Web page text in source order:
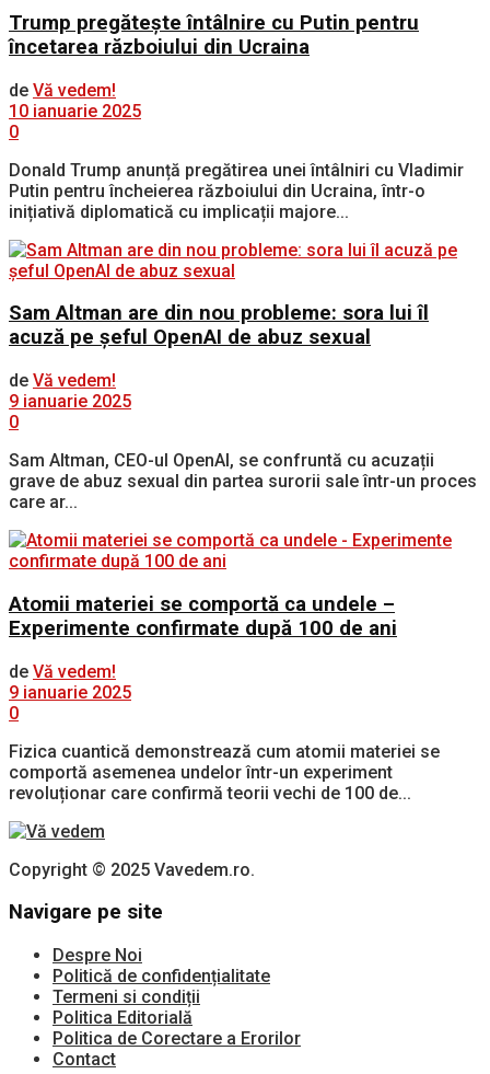
Trump pregătește întâlnire cu Putin pentru
încetarea războiului din Ucraina
de Vă vedem!
10 ianuarie 2025
0
Donald Trump anunță pregătirea unei întâlniri cu Vladimir
Putin pentru încheierea războiului din Ucraina, într-o
inițiativă diplomatică cu implicații majore...
Sam Altman are din nou probleme: sora lui îl
acuză pe șeful OpenAI de abuz sexual
de Vă vedem!
9 ianuarie 2025
0
Sam Altman, CEO-ul OpenAI, se confruntă cu acuzații
grave de abuz sexual din partea surorii sale într-un proces
care ar...
Atomii materiei se comportă ca undele –
Experimente confirmate după 100 de ani
de Vă vedem!
9 ianuarie 2025
0
Fizica cuantică demonstrează cum atomii materiei se
comportă asemenea undelor într-un experiment
revoluționar care confirmă teorii vechi de 100 de...
Copyright © 2025 Vavedem.ro.
Navigare pe site
Despre Noi
Politică de confidențialitate
Termeni si condiții
Politica Editorială
Politica de Corectare a Erorilor
Contact